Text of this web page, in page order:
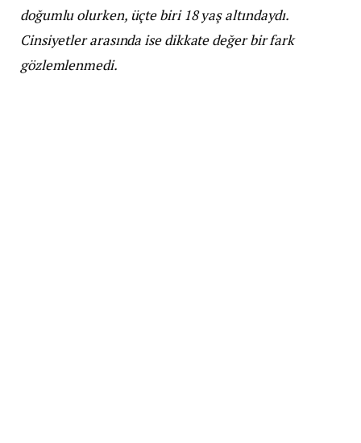
doğumlu olurken, üçte biri 18 yaş altındaydı.
Cinsiyetler arasında ise dikkate değer bir fark
gözlemlenmedi.